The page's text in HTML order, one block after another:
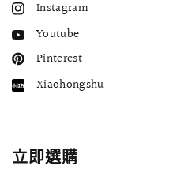
Instagram
Youtube
Pinterest
Xiaohongshu
立即選購